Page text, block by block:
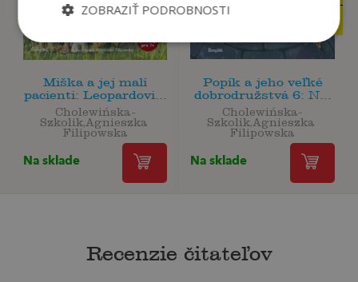
12,26
Miška a jej malí
pacienti: Leopardovi...
Cholewińska-
Szkolik,Agnieszka
Filipowska
Na sklade
Popík a jeho veľké
dobrodružstvá 6: N...
Cholewińska-
Szkolik,Agnieszka
Filipowska
Na sklade
Recenzie čitateľov
ZOBRAZIŤ PODROBNOSTI